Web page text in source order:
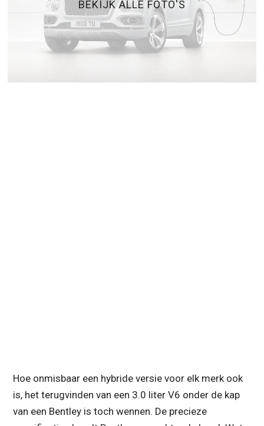
BEKIJK ALLE FOTO'S
Hoe onmisbaar een hybride versie voor elk merk ook
is, het terugvinden van een 3.0 liter V6 onder de kap
van een Bentley is toch wennen. De precieze